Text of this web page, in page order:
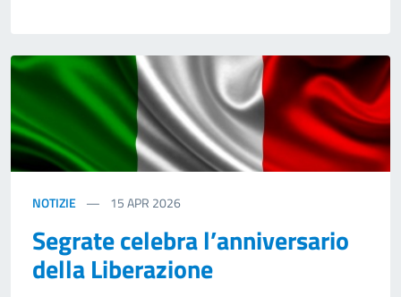
NOTIZIE 15APR 2026
Segrate celebra l’anniversario
della Liberazione